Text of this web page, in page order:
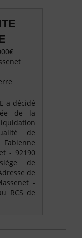
a décidé
de la
de
- 92190
de
de
-
RCS de